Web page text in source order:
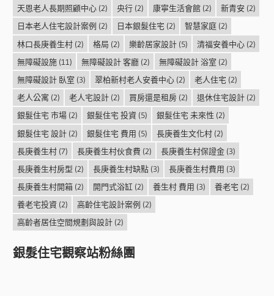
天恩老人長期照顧中心(2) 央行(2) 康寧生活會館(2) 新青安 (2)
日本老人住宅設計案例 (2) 日本銀髮住宅 (2) 智慧家庭(2)
林口長庚養生村(2) 格局 (2) 樂齡居家設計(5) 清福安養中心(2)
無障礙設施(11) 無障礙設計 客廳(2) 無障礙設計 浴室 (2)
無障礙設計 臥室 (3) 翠柏新村老人安養中心(2) 老人住宅 (2)
老人公寓 (2) 老人宅設計(2) 買房還是租房(2) 退休住宅設計(2)
銀髮住宅 市場(2) 銀髮住宅 投資(5) 銀髮住宅 未來性 (2)
銀髮住宅 設計(2) 銀髮住宅 費用 (5) 長庚養生文化村(2)
長庚養生村(7) 長庚養生村伙食費 (2) 長庚養生村保證金(3)
長庚養生村房型 (2) 長庚養生村缺點(3) 長庚養生村費用 (3)
長庚養生村開箱(2) 開門式浴缸(2) 養生村 費用 (3) 養老宅 (2)
養老宅投資(2) 高齡住宅設計案例 (2)
高齡者居住空間規劃與設計(2)
銀髮住宅觀察站粉絲團